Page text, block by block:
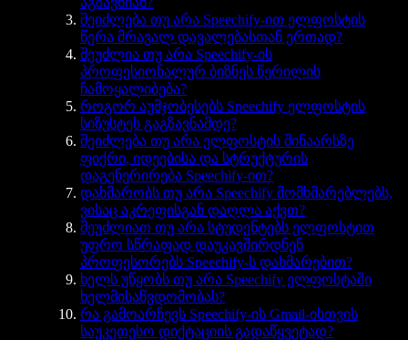
შეიძლება თუ არა Speechify-ით ელფოსტის
წერა მრავალ დავალებასთან ერთად?
შეუძლია თუ არა Speechify-ის
პროფესიონალურ ბიზნეს წერილის
ჩამოყალიბება?
როგორ აუმჯობესებს Speechify ელფოსტის
სიზუსტეს გაგზავნამდე?
შეიძლება თუ არა ელფოსტის შინაარსზე
ფიქრი, იდეებისა და სტრუქტურის
დაგენერირება Speechify-ით?
დახმარობს თუ არა Speechify მომხმარებლებს,
ვისაც აკრეფისგან დაღლა აქვთ?
შეუძლიათ თუ არა სტუდენტებს ელფოსტით
უფრო სწრაფად დაუკავშირდნენ
პროფესორებს Speechify-ს დახმარებით?
ხელს უწყობს თუ არა Speechify ელფოსტაში
ხელმისაწვდომობას?
რა გამოარჩევს Speechify-ის Gmail-ისთვის
საუკეთესო დიქტაციის გადაწყვეტად?